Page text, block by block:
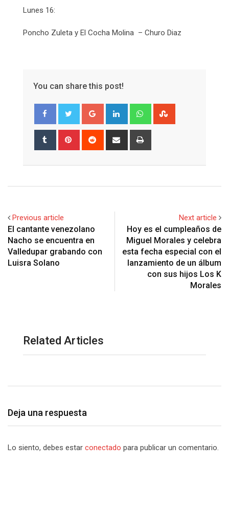
Lunes 16:
Poncho Zuleta y El Cocha Molina – Churo Diaz
You can share this post!
Google+ LinkedIn Whatsapp
Tumblr Pinterest Reddit
Share
Previous article
El cantante venezolano
Nacho se encuentra en
Valledupar grabando con
Luisra Solano
Next article
Hoy es el cumpleaños de
Miguel Morales y celebra
esta fecha especial con el
lanzamiento de un álbum
con sus hijos Los K
Morales
Related Articles
Deja una respuesta
Lo siento, debes estar conectado para publicar un comentario.